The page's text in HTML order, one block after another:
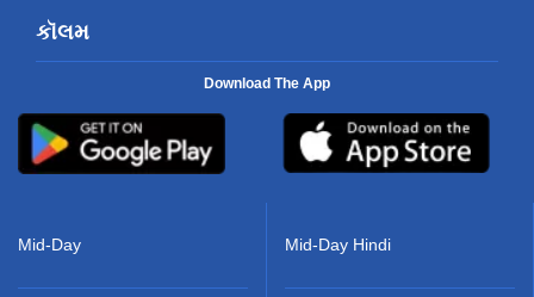
કૉલમ
Download The App
Mid-Day Mid-Day Hindi